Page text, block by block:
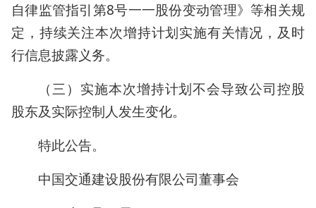
自律监管指引第8号一一股份变动管理》等相关规
定，持续关注本次增持计划实施有关情况，及时
行信息披露义务。
（三）实施本次增持计划不会导致公司控股
股东及实际控制人发生变化。
特此公告。
中国交通建设股份有限公司董事会